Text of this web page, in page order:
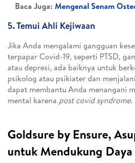
Baca Juga: Mengenal Senam
5. Temui Ahli Kejiwaan
Jika Anda mengalami gangguan
terpapar Covid-19, seperti PTSD,
atau depresi, ada baiknya untuk
psikolog atau psikiater dan
dapat membantu Anda menangani
mental karena post covid syndrome.
Goldsure by Ensure,
untuk Mendukung Daya